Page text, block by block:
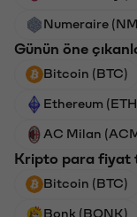
Numeraire
Günün öne
Bitcoin (BTC)
Ethereum
AC Milan
Kripto para fiyat
Bitcoin (BTC)
Bonk (BONK)